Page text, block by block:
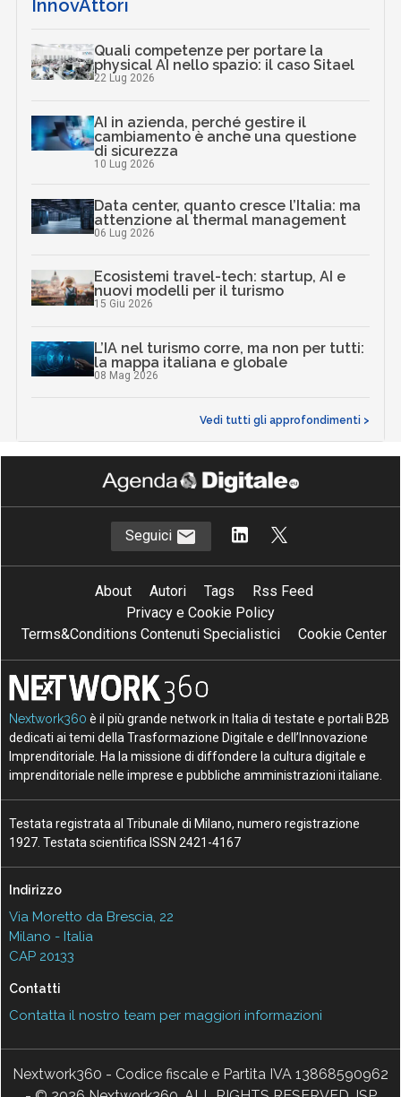
InnovAttori
Quali competenze per portare la
physical AI nello spazio: il caso Sitael
22 Lug 2026
AI in azienda, perché gestire il
cambiamento è anche una questione
di sicurezza
10 Lug 2026
Data center, quanto cresce l’Italia: ma
attenzione al thermal management
06 Lug 2026
Ecosistemi travel-tech: startup, AI e
nuovi modelli per il turismo
15 Giu 2026
L’IA nel turismo corre, ma non per tutti:
la mappa italiana e globale
08 Mag 2026
Vedi tutti gli approfondimenti >
Seguici
About Autori Tags
Rss Feed
Privacy e Cookie Policy
Terms&Conditions Contenuti Specialistici
Cookie Center
Nextwork360 è il più grande network in Italia di testate e portali B2B
dedicati ai temi della Trasformazione Digitale e dell’Innovazione
Imprenditoriale. Ha la missione di diffondere la cultura digitale e
imprenditoriale nelle imprese e pubbliche amministrazioni italiane.
Testata registrata al Tribunale di Milano, numero registrazione
1927. Testata scientifica ISSN 2421-4167
Indirizzo
Via Moretto da Brescia, 22
Milano - Italia
CAP 20133
Contatti
Contatta il nostro team per maggiori informazioni
Nextwork360 - Codice fiscale e Partita IVA 13868590962